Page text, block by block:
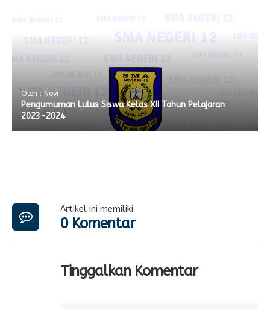
Oleh : Novi
Pengumuman Lulus Siswa Kelas XII Tahun Pelajaran
2023-2024
Artikel ini memiliki
0 Komentar
Tinggalkan Komentar